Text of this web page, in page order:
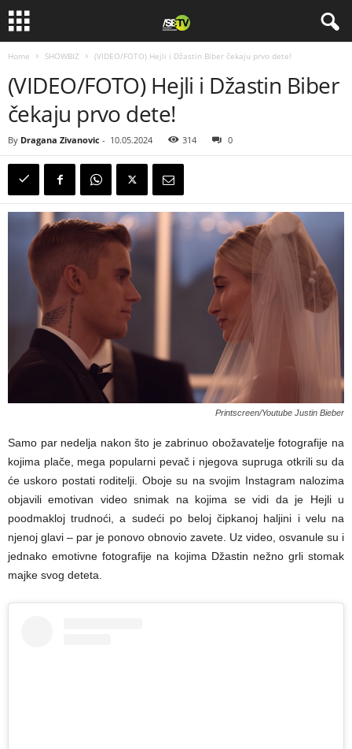
Home SHOWBIZ (VIDEO/FOTO) Hejli i Džastin Biber čekaju prvo dete!
(VIDEO/FOTO) Hejli i Džastin Biber
čekaju prvo dete!
By Dragana Zivanovic - 10.05.2024 314 0
Printscreen/Youtube Justin Bieber
Samo par nedelja nakon što je zabrinuo obožavatelje fotografije na
kojima plače, mega popularni pevač i njegova supruga otkrili su da
će uskoro postati roditelji. Oboje su na svojim Instagram nalozima
objavili emotivan video snimak na kojima se vidi da je Hejli u
poodmakloj trudnoći, a sudeći po beloj čipkanoj haljini i velu na
njenoj glavi – par je ponovo obnovio zavete. Uz video, osvanule su i
jednako emotivne fotografije na kojima Džastin nežno grli stomak
majke svog deteta.